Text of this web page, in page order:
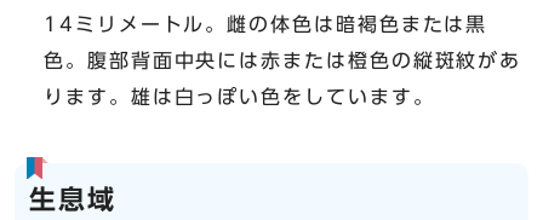
14ミリメートル。雌の体色は暗褐色または黒
色。腹部背面中央には赤または橙色の縦斑紋があ
ります。雄は白っぽい色をしています。
生息域